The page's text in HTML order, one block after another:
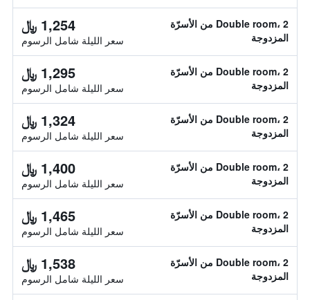
Double room، 2 من الأسرّة
المزدوجة
1,254 ﷼
سعر الليلة شامل الرسوم
Double room، 2 من الأسرّة
المزدوجة
1,295 ﷼
سعر الليلة شامل الرسوم
Double room، 2 من الأسرّة
المزدوجة
1,324 ﷼
سعر الليلة شامل الرسوم
Double room، 2 من الأسرّة
المزدوجة
1,400 ﷼
سعر الليلة شامل الرسوم
Double room، 2 من الأسرّة
المزدوجة
1,465 ﷼
سعر الليلة شامل الرسوم
Double room، 2 من الأسرّة
المزدوجة
1,538 ﷼
سعر الليلة شامل الرسوم